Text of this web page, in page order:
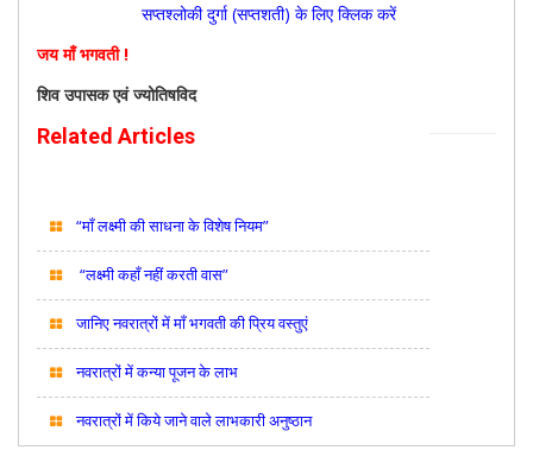
सप्तश्लोकी दुर्गा (सप्तशती) के लिए क्लिक करें
जय माँ भगवती !
शिव उपासक एवं ज्योतिषविद
Related Articles
“माँ लक्ष्मी की साधना के विशेष नियम”
“लक्ष्मी कहाँ नहीं करती वास”
जानिए नवरात्रों में माँ भगवती की प्रिय वस्तुएं
नवरात्रों में कन्या पूजन के लाभ
नवरात्रों में किये जाने वाले लाभकारी अनुष्ठान